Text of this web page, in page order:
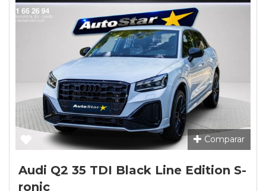
Comparar
Audi Q2 35 TDI Black Line Edition S-
ronic